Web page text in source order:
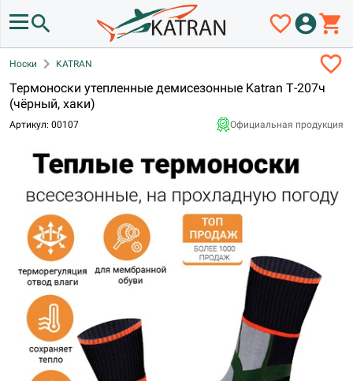
search favorite_borderaccount_circleshopping_cart
Носки chevron_right KATRAN favorite_border
Термоноски утепленные демисезонные Katran Т-207ч
(чёрный, хаки)
Артикул: 00107 Официальная продукция